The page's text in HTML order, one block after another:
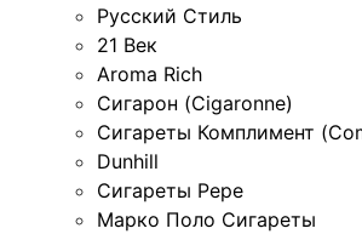
Русский Стиль
21 Век
Aroma Rich
Сигарон (Cigaronne)
Сигареты Комплимент
Dunhill
Сигареты Pepe
Марко Поло Сигареты